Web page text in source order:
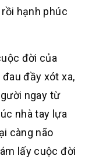
hạnh phúc
đời của
đầy xót xa,
ngay từ
nhà tay lựa
càng não
lấy cuộc đời